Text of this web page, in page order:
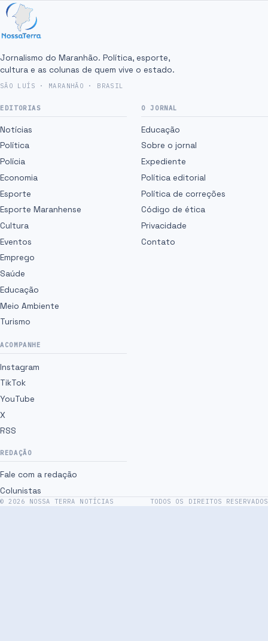
Jornalismo do Maranhão. Política, esporte,
cultura e as colunas de quem vive o estado.
SÃO LUÍS · MARANHÃO · BRASIL
EDITORIAS
Notícias
Política
Polícia
Economia
Esporte
Esporte Maranhense
Cultura
Eventos
Emprego
Saúde
Educação
Meio Ambiente
Turismo
O JORNAL
Educação
Sobre o jornal
Expediente
Política editorial
Política de correções
Código de ética
Privacidade
Contato
ACOMPANHE
Instagram
TikTok
YouTube
X
RSS
REDAÇÃO
Fale com a redação
Colunistas
©2026 NOSSA TERRA NOTÍCIAS TODOS OS DIREITOS RESERVADOS